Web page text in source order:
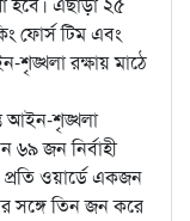
ফোর্স টিম এবং
রক্ষায় মাঠে
আইন-শৃঙ্খলা
৬৯ জন নির্বাহী
প্রতি ওয়ার্ডে একজন
সঙ্গে তিন জন করে